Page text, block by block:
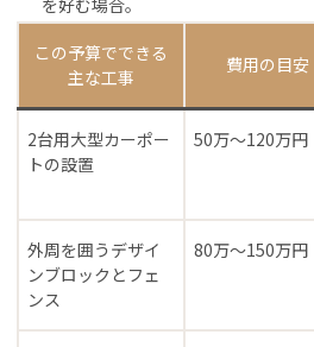
この予算でできる
主な工事
費用の目安
2台用大型カーポー
トの設置
50万〜120万円
外周を囲うデザイ
ンブロックとフェ
ンス
80万〜150万円